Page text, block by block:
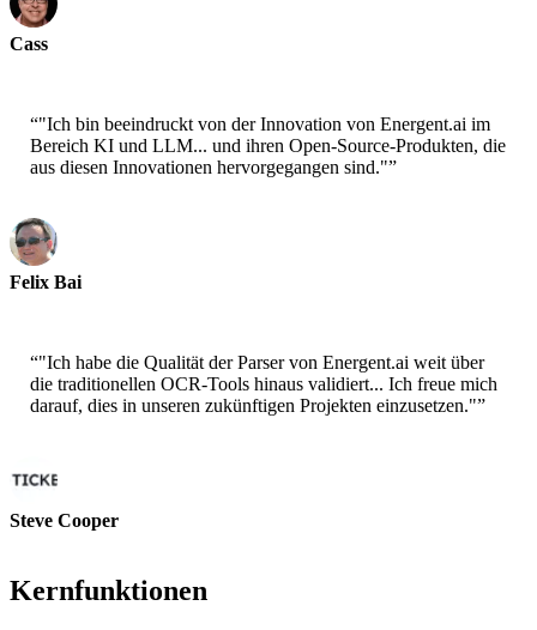
Cass
“"Ich bin beeindruckt von der Innovation von Energent.ai im
Bereich KI und LLM... und ihren Open-Source-Produkten, die
aus diesen Innovationen hervorgegangen sind."”
Felix Bai
“"Ich habe die Qualität der Parser von Energent.ai weit über
die traditionellen OCR-Tools hinaus validiert... Ich freue mich
darauf, dies in unseren zukünftigen Projekten einzusetzen."”
Steve Cooper
Kernfunktionen